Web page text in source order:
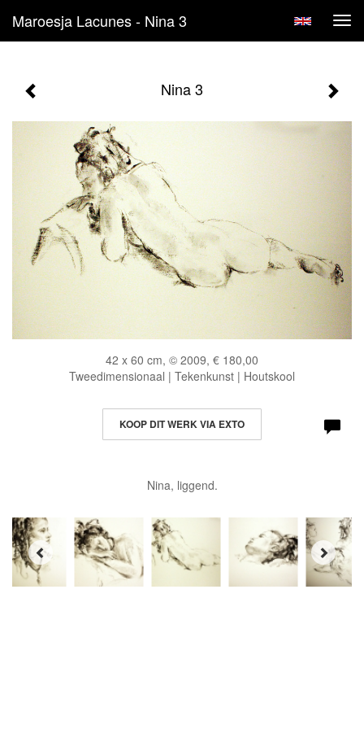
Maroesja Lacunes - Nina 3
Nina 3
42 x 60 cm, © 2009, € 180,00
Tweedimensionaal | Tekenkunst | Houtskool
KOOP DIT WERK VIA EXTO
Nina, liggend.